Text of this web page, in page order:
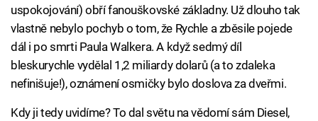
uspokojování) obří fanouškovské základny. Už dlouho tak
vlastně nebylo pochyb o tom, že Rychle a zběsile pojede
dál i po smrti Paula Walkera. A když sedmý díl
bleskurychle vydělal 1,2 miliardy dolarů (a to zdaleka
nefinišuje!), oznámení osmičky bylo doslova za dveřmi.
Kdy ji tedy uvidíme? To dal světu na vědomí sám Diesel,